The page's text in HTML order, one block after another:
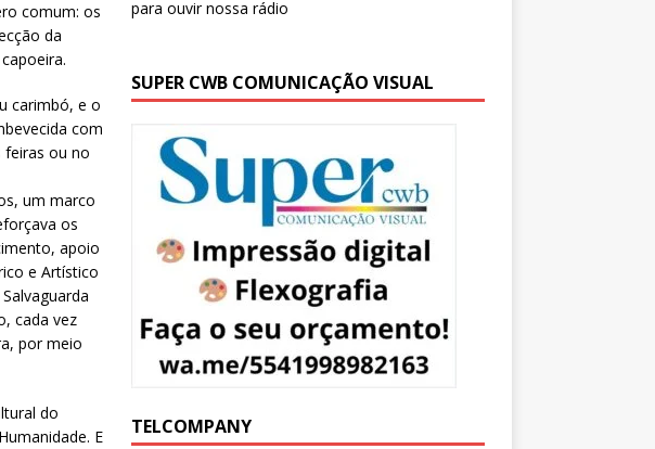
comum: os
da
carimbó, e o
com
ou no
um marco
os
apoio
e Artístico
cada vez
por meio
do
E
SUPER CWB COMUNICAÇÃO VISUAL
TELCOMPANY